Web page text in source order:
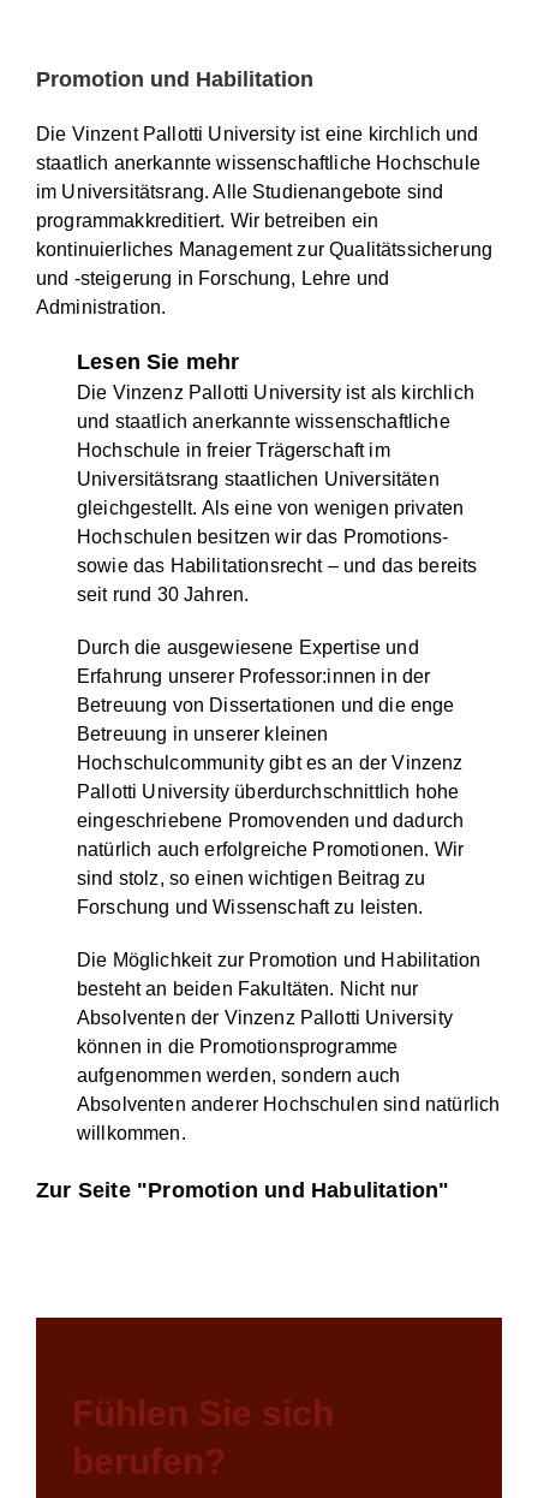
Promotion und Habilitation
Die Vinzent Pallotti University ist eine kirchlich und
staatlich anerkannte wissenschaftliche Hochschule
im Universitätsrang. Alle Studienangebote sind
programmakkreditiert. Wir betreiben ein
kontinuierliches Management zur Qualitätssicherung
und -steigerung in Forschung, Lehre und
Administration.
Lesen Sie mehr
Die Vinzenz Pallotti University ist als kirchlich
und staatlich anerkannte wissenschaftliche
Hochschule in freier Trägerschaft im
Universitätsrang staatlichen Universitäten
gleichgestellt. Als eine von wenigen privaten
Hochschulen besitzen wir das Promotions-
sowie das Habilitationsrecht – und das bereits
seit rund 30 Jahren.
Durch die ausgewiesene Expertise und
Erfahrung unserer Professor:innen in der
Betreuung von Dissertationen und die enge
Betreuung in unserer kleinen
Hochschulcommunity gibt es an der Vinzenz
Pallotti University überdurchschnittlich hohe
eingeschriebene Promovenden und dadurch
natürlich auch erfolgreiche Promotionen. Wir
sind stolz, so einen wichtigen Beitrag zu
Forschung und Wissenschaft zu leisten.
Die Möglichkeit zur Promotion und Habilitation
besteht an beiden Fakultäten. Nicht nur
Absolventen der Vinzenz Pallotti University
können in die Promotionsprogramme
aufgenommen werden, sondern auch
Absolventen anderer Hochschulen sind natürlich
willkommen.
Zur Seite "Promotion und Habulitation"
Fühlen Sie sich
berufen?